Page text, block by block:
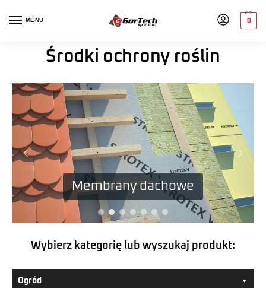
MENU 0
Środki ochrony roślin
Membrany dachowe
Włókniny ogrodnicze
Wybierz kategorię lub wyszukaj produkt:
Ogród